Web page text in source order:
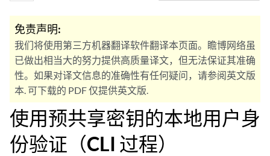
免责声明:
我们将使用第三方机器翻译软件翻译本页面。瞻博网络虽
已做出相当大的努力提供高质量译文，但无法保证其准确
性。如果对译文信息的准确性有任何疑问，请参阅英文版
本. 可下载的 PDF 仅提供英文版.
使用预共享密钥的本地用户身
份验证（CLI 过程）